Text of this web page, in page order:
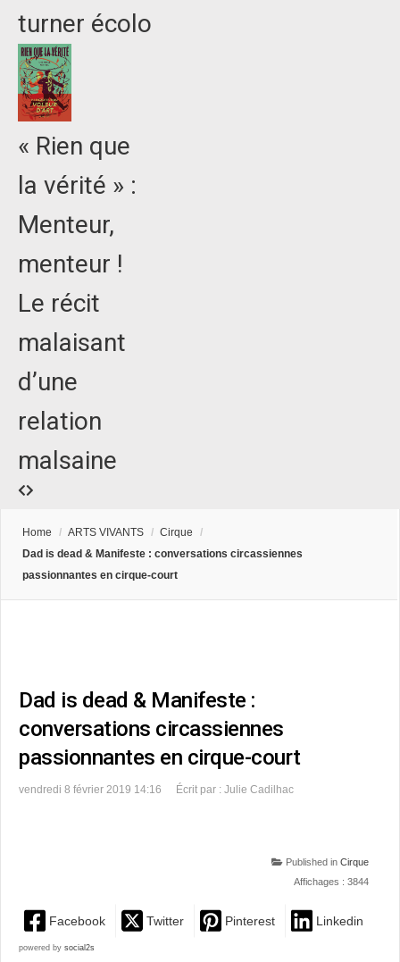
turner écolo
« Rien que
la vérité » :
Menteur,
menteur !
Le récit
malaisant
d’une
relation
malsaine
Home / ARTS VIVANTS / Cirque
/
Dad is dead & Manifeste : conversations circassiennes
passionnantes en cirque-court
Dad is dead & Manifeste :
conversations circassiennes
passionnantes en cirque-court
vendredi 8 février 2019 14:16 Écrit par : Julie Cadilhac
Published in Cirque
Affichages : 3844
Facebook Twitter Pinterest Linkedin
powered by social2s